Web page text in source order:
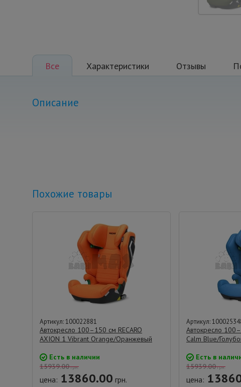
Все Характеристики Отзывы
Описание
Похожие товары
Артикул: 100022881
Автокресло 100–150 см RECARO
AXION 1 Vibrant Orange/Оранжевый
Есть в наличии
15939.00грн.
цена: 13860.00 грн.
Артикул:
Автокресло
Calm Blue/
Есть в
15939.00грн.
цена: